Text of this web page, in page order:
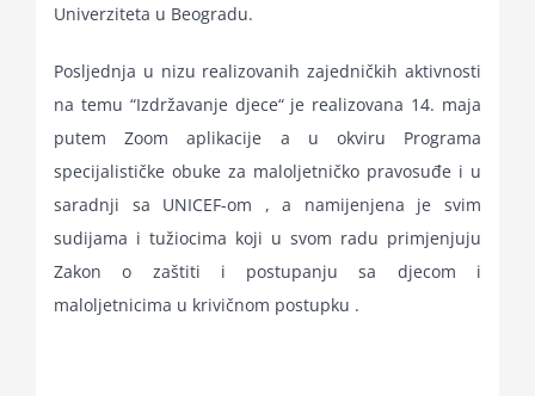
Univerziteta u Beogradu.
Posljednja u nizu realizovanih zajedničkih aktivnosti
na temu “Izdržavanje djece“ je realizovana 14. maja
putem Zoom aplikacije a u okviru Programa
specijalističke obuke za maloljetničko pravosuđe i u
saradnji sa UNICEF-om , a namijenjena je svim
sudijama i tužiocima koji u svom radu primjenjuju
Zakon o zaštiti i postupanju sa djecom i
maloljetnicima u krivičnom postupku .